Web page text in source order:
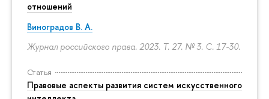
отношений
Виноградов В. А.
Журнал российского права. 2023. Т. 27. № 3. С. 17-30.
Статья
Правовые аспекты развития систем искусственного